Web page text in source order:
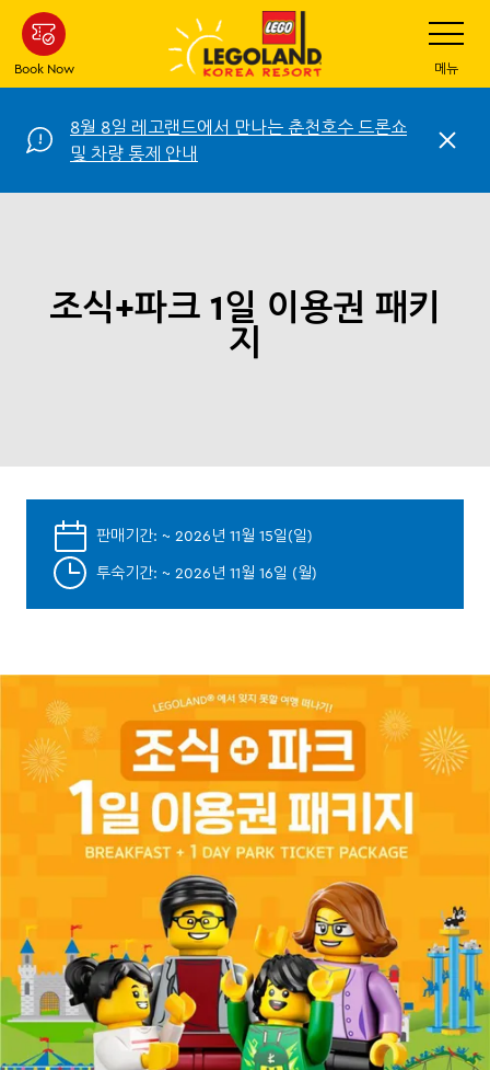
Skip
main
content
Book Now
Toggle
메뉴
8월 8일 레고랜드에서 만나는 춘천호수 드론쇼
및 차량 통제 안내
C
o
조식+파크 1일 이용권 패키
지
판매기간: ~ 2026년 11월 15일(일)
투숙기간: ~ 2026년 11월 16일 (월)